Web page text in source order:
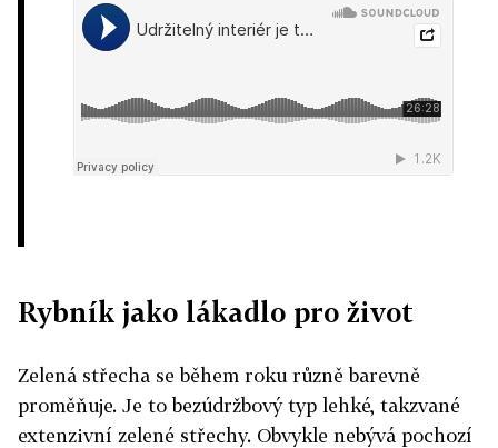
Rybník jako lákadlo pro život
Zelená střecha se během roku různě barevně
proměňuje. Je to bezúdržbový typ lehké, takzvané
extenzivní zelené střechy. Obvykle nebývá pochozí